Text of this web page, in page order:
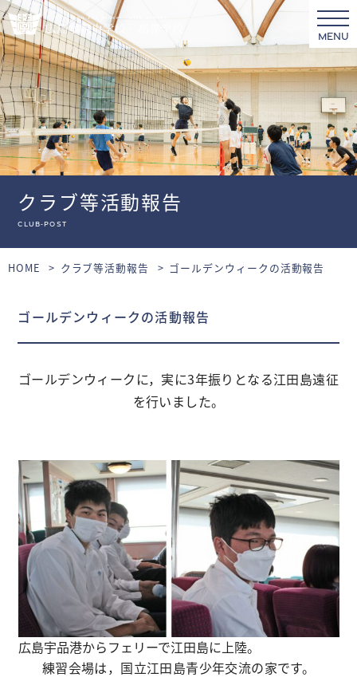
MENU
クラブ等活動報告
club-post
HOME クラブ等活動報告 ゴールデンウィークの活動報告
ゴールデンウィークの活動報告
ゴールデンウィークに，実に3年振りとなる江田島遠征
を行いました。
広島宇品港からフェリーで江田島に上陸。
練習会場は，国立江田島青少年交流の家です。